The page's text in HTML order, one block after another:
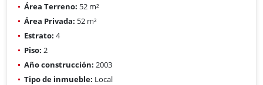
Área Terreno: 52 m²
Área Privada: 52 m²
Estrato: 4
Piso: 2
Año construcción: 2003
Tipo de inmueble: Local